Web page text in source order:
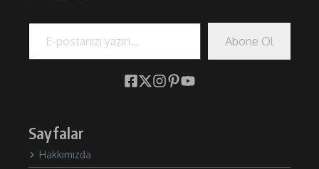
E-postanızı yazın…
Abone Ol
Sayfalar
Hakkımızda